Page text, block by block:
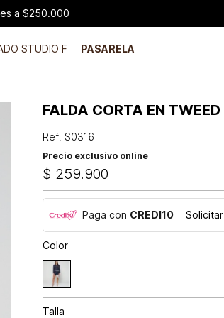
a $250.000
STUDIO F PASARELA
FALDA CORTA EN TWEED
Ref:S0316
Precio exclusivo online
$ 259.900
Paga con CREDI10 Solicitar
Color
Talla